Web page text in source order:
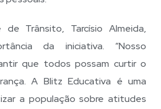
Trânsito, Tarcísio Almeida,
da iniciativa. “Nosso
que todos possam curtir o
A Blitz Educativa é uma
a população sobre atitudes